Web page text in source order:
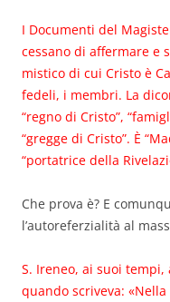
I Documenti del
cessano di affermare e
mistico di cui Cristo è
fedeli, i membri. La
“regno di Cristo”,
“gregge di Cristo”. È
“portatrice della
Che prova è? E
l’autoreferzialità al
S. Ireneo, ai suoi
quando scriveva: